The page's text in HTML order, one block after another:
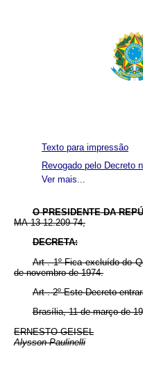
Ver mais...
Texto para impressão
Revogado pelo Decreto
O PRESIDENTE DA
MA-13-12.209-74,
DECRETA:
Art . 1º Fica excluído do
de novembro de 1974.
Art . 2º Este Decreto
Brasília, 11 de março de
ERNESTO GEISEL
Alysson Paulinelli